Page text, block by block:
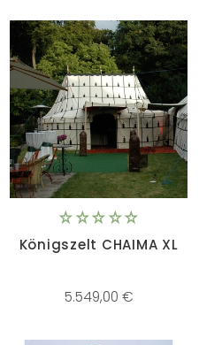
Königszelt CHAIMA XL
5.549,00 €